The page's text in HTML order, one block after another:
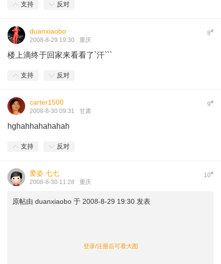
支持 反对
8#
duanxiaobo
2008-8-29 19:30 重庆
楼上滴终于回家来看看了`汗```
支持 反对
9#
carter1500
2008-8-30 09:31 甘肃
hghahhahahahah
支持 反对
10#
爱姿.七七
2008-8-30 11:28 重庆
原帖由 duanxiaobo 于 2008-8-29 19:30 发表
登录/注册后可看大图